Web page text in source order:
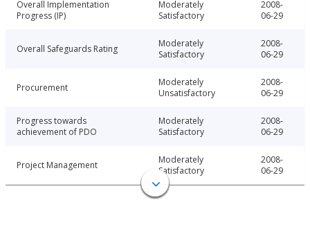
Overall Implementation
Progress (IP)
Moderately
Satisfactory
2008-
06-29
Overall Safeguards Rating
Moderately
Satisfactory
2008-
06-29
Procurement
Moderately
Unsatisfactory
2008-
06-29
Progress towards
achievement of PDO
Moderately
Satisfactory
2008-
06-29
Project Management
Moderately
Satisfactory
2008-
06-29